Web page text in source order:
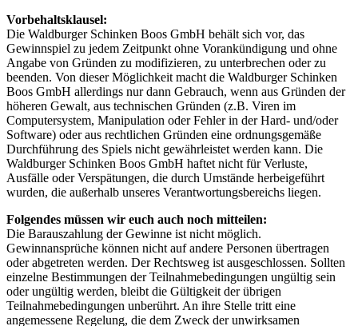
Vorbehaltsklausel:
Die Waldburger Schinken Boos GmbH behält sich vor, das
Gewinnspiel zu jedem Zeitpunkt ohne Vorankündigung und ohne
Angabe von Gründen zu modifizieren, zu unterbrechen oder zu
beenden. Von dieser Möglichkeit macht die Waldburger Schinken
Boos GmbH allerdings nur dann Gebrauch, wenn aus Gründen der
höheren Gewalt, aus technischen Gründen (z.B. Viren im
Computersystem, Manipulation oder Fehler in der Hard- und/oder
Software) oder aus rechtlichen Gründen eine ordnungsgemäße
Durchführung des Spiels nicht gewährleistet werden kann. Die
Waldburger Schinken Boos GmbH haftet nicht für Verluste,
Ausfälle oder Verspätungen, die durch Umstände herbeigeführt
wurden, die außerhalb unseres Verantwortungsbereichs liegen.
Folgendes müssen wir euch auch noch mitteilen:
Die Barauszahlung der Gewinne ist nicht möglich.
Gewinnansprüche können nicht auf andere Personen übertragen
oder abgetreten werden. Der Rechtsweg ist ausgeschlossen. Sollten
einzelne Bestimmungen der Teilnahmebedingungen ungültig sein
oder ungültig werden, bleibt die Gültigkeit der übrigen
Teilnahmebedingungen unberührt. An ihre Stelle tritt eine
angemessene Regelung, die dem Zweck der unwirksamen